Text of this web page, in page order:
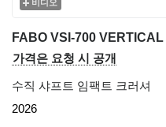
비디오
가격은 요청 시 공개
수직 샤프트 임팩트 크러셔
2026